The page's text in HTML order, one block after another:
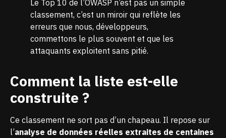
Le Top 10 de l’OWASP n’est pas un simple
classement, c’est un miroir qui reflète les
erreurs que nous, développeurs,
commettons le plus souvent et que les
attaquants exploitent sans pitié.
Comment la liste est-elle
construite ?
Ce classement ne sort pas d’un chapeau. Il repose sur
l’analyse de données réelles extraites de centaines